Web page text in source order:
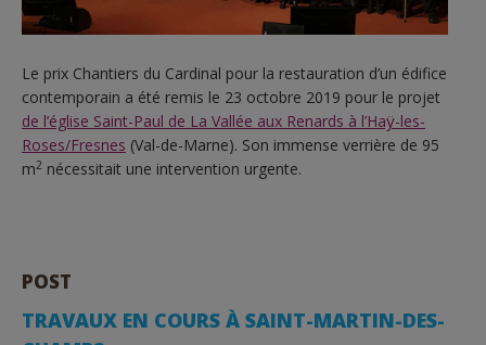
Le prix Chantiers du Cardinal pour la restauration d’un édifice
contemporain a été remis le 23 octobre 2019 pour le projet
de l’église Saint-Paul de La Vallée aux Renards à l’Haÿ-les-
Roses/Fresnes (Val-de-Marne). Son immense verrière de 95
m2 nécessitait une intervention urgente.
POST
TRAVAUX EN COURS À SAINT-MARTIN-DES-